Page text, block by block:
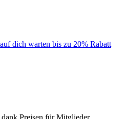
dich warten bis zu 20% Rabatt
Preisen für Mitglieder